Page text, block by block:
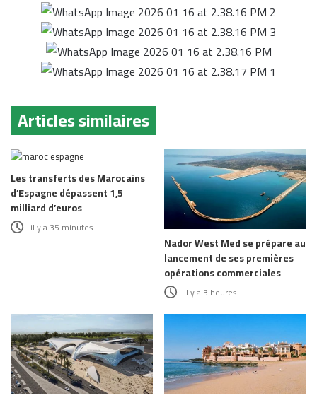
Articles similaires
Les transferts des Marocains
d’Espagne dépassent 1,5
milliard d’euros
il y a 35 minutes
Nador West Med se prépare au
lancement de ses premières
opérations commerciales
il y a 3 heures